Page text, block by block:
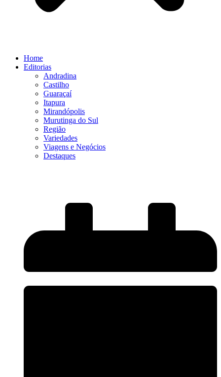
Home
Editorias
Andradina
Castilho
Guaraçaí
Itapura
Mirandópolis
Murutinga do Sul
Região
Variedades
Viagens e Negócios
Destaques